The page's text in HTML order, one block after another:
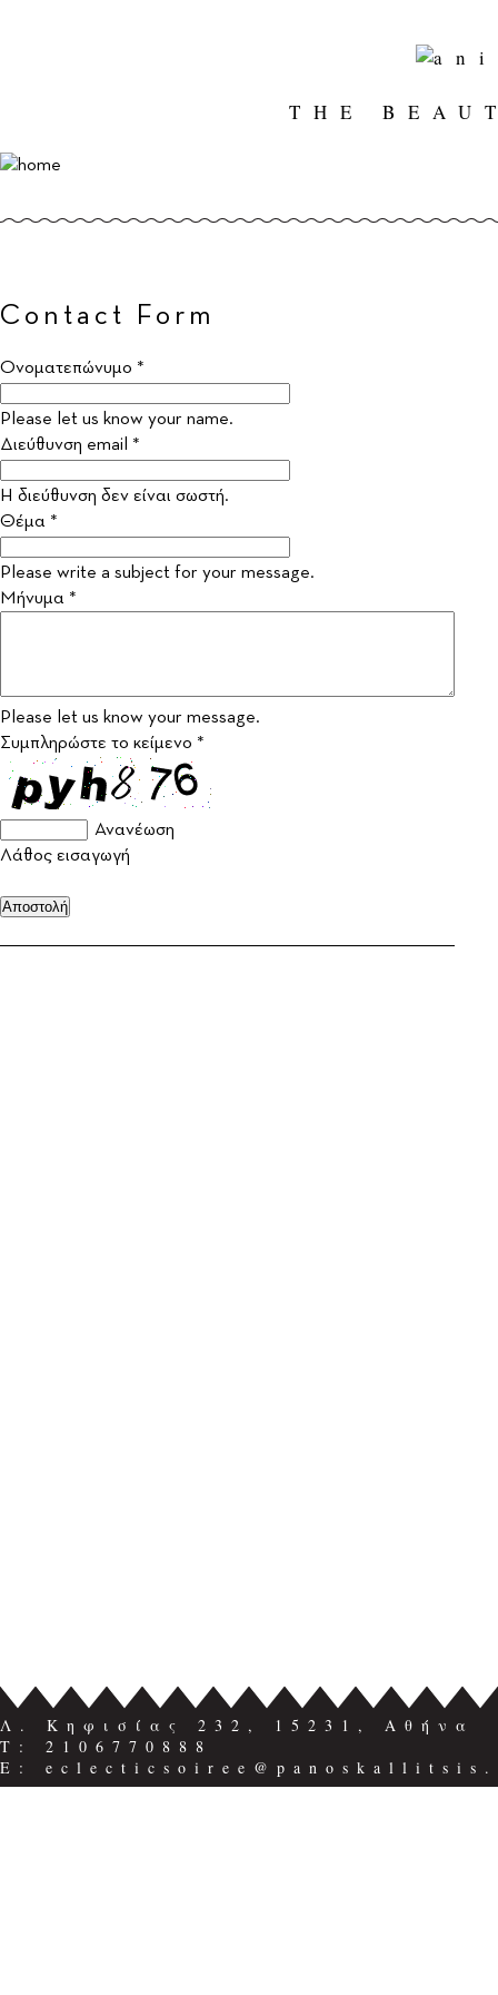
THE
Contact Form
Ονοματεπώνυμο *
Please let us know your name.
Διεύθυνση email *
Η διεύθυνση δεν είναι σωστή.
Θέμα *
Please write a subject for your message.
Μήνυμα *
Please let us know your message.
Συμπληρώστε το κείμενο *
Ανανέωση
Λάθος εισαγωγή
Λ. Κηφισίας 232, 15231, Αθήνα
Τ: 2106770888
E: